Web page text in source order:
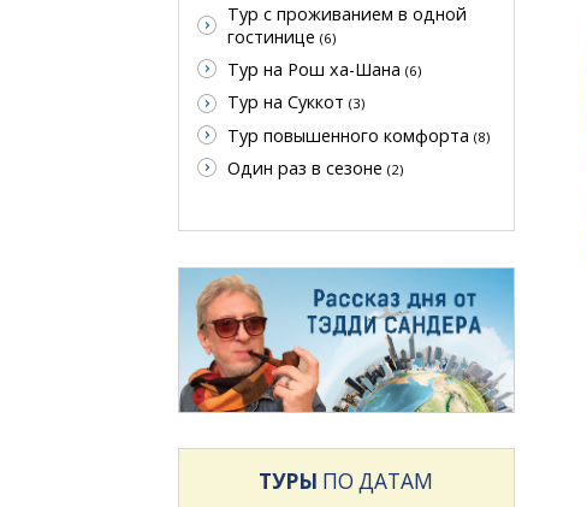
Тур с проживанием в одной
гостинице (6)
Тур на Рош ха-Шана (6)
Тур на Суккот (3)
Тур повышенного комфорта (8)
Один раз в сезоне (2)
ТУРЫ ПО ДАТАМ